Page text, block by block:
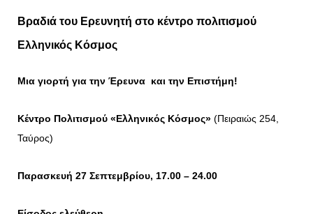
Βραδιά του Ερευνητή στο κέντρο πολιτισμού
Ελληνικός Κόσμος
Μια γιορτή για την Έρευνα και την Επιστήμη!
Κέντρο Πολιτισμού «Ελληνικός Κόσμος» (Πειραιώς 254,
Ταύρος)
Παρασκευή 27 Σεπτεμβρίου, 17.00 – 24.00